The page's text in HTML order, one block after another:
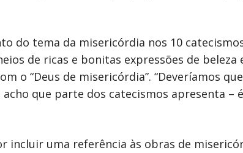
do tema da misericórdia nos 10
de ricas e bonitas expressões de
o “Deus de misericórdia”. “Deveríamos
que parte dos catecismos apresenta –
incluir uma referência às obras de